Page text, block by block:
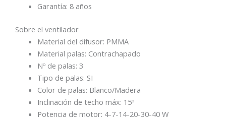
Garantía: 8años
Sobre el ventilador
Material del difusor: PMMA
Material palas: Contrachapado
Nº de palas: 3
Tipo de palas: SI
Color de palas: Blanco/Madera
Inclinación de techo máx: 15º
Potencia de motor: 4-7-14-20-30-40 W